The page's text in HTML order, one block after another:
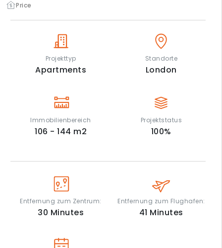
Price
Projekttyp
Apartments
Standorte
London
Immobilienbereich
106 - 144 m2
Projektstatus
100%
Entfernung zum Zentrum:
30 Minutes
Entfernung zum Flughafen:
41 Minutes